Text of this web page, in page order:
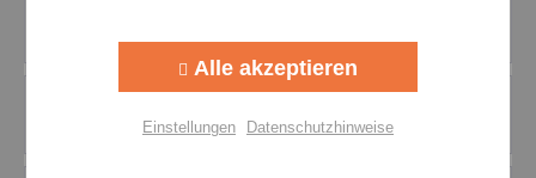
Einsatzgebiete Fuchs Gleitmo 585 K ist...mehr
Bewertungen
0
Bewertungen lesen, schreiben und diskutieren...
Personalisierung Aktiv
Alle akzeptieren
Einstellungen Datenschutzhinweise